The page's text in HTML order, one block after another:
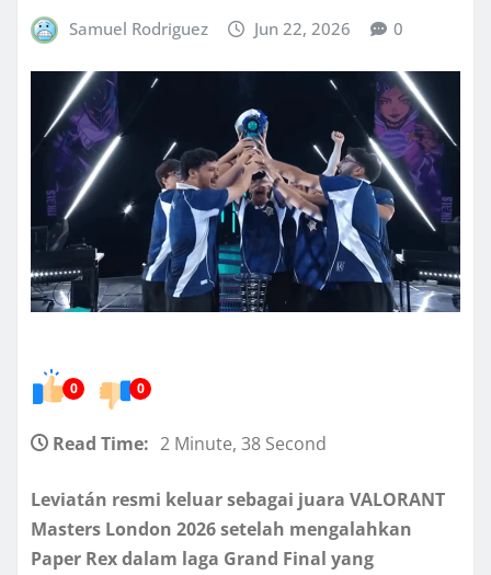
Samuel Rodriguez Jun 22, 2026 0
0 0
Read Time: 2 Minute, 38 Second
Leviatán resmi keluar sebagai juara VALORANT
Masters London 2026 setelah mengalahkan
Paper Rex dalam laga Grand Final yang